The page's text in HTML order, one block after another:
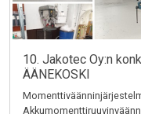
10. Jakotec Oy:n
ÄÄNEKOSKI